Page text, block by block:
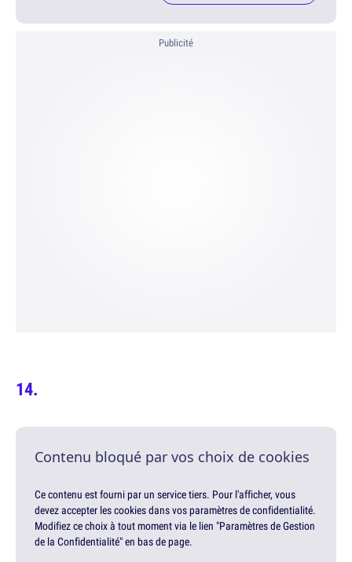
Publicité
Contenu bloqué par vos choix de cookies
Ce contenu est fourni par un service tiers. Pour l'afficher, vous
devez accepter les cookies dans vos paramètres de confidentialité.
Modifiez ce choix à tout moment via le lien "Paramètres de Gestion
de la Confidentialité" en bas de page.